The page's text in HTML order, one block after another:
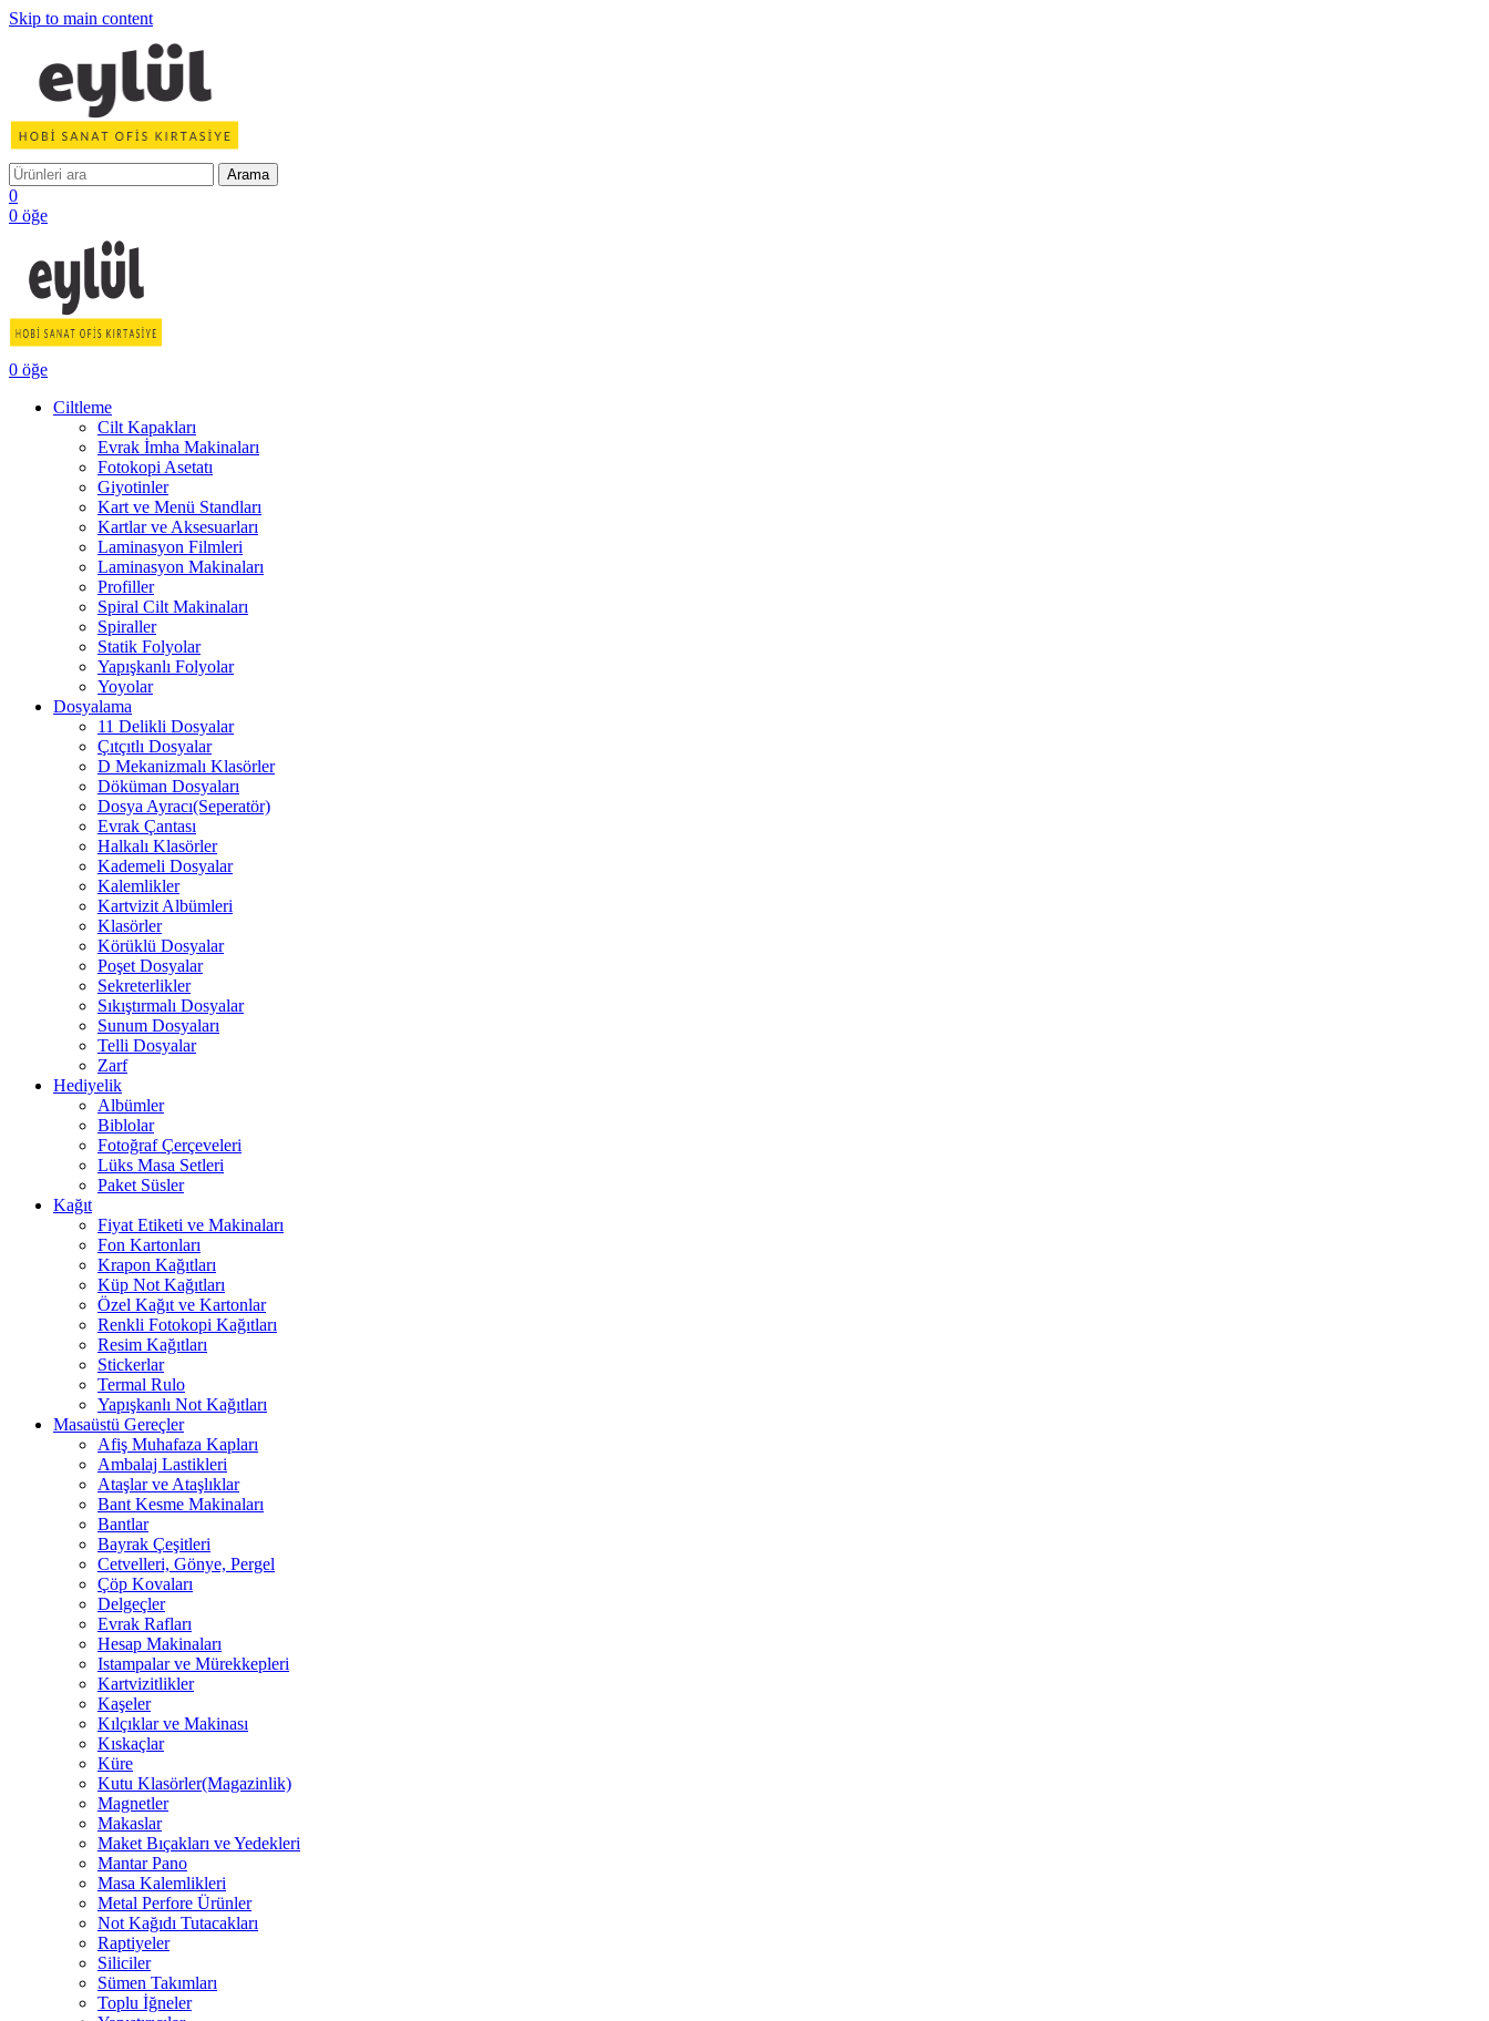
Skip to main content
Arama
0
0 öğe
0 öğe
Ciltleme
Cilt Kapakları
Evrak İmha Makinaları
Fotokopi Asetatı
Giyotinler
Kart ve Menü Standları
Kartlar ve Aksesuarları
Laminasyon Filmleri
Laminasyon Makinaları
Profiller
Spiral Cilt Makinaları
Spiraller
Statik Folyolar
Yapışkanlı Folyolar
Yoyolar
Dosyalama
11 Delikli Dosyalar
Çıtçıtlı Dosyalar
D Mekanizmalı Klasörler
Döküman Dosyaları
Dosya Ayracı(Seperatör)
Evrak Çantası
Halkalı Klasörler
Kademeli Dosyalar
Kalemlikler
Kartvizit Albümleri
Klasörler
Körüklü Dosyalar
Poşet Dosyalar
Sekreterlikler
Sıkıştırmalı Dosyalar
Sunum Dosyaları
Telli Dosyalar
Zarf
Hediyelik
Albümler
Biblolar
Fotoğraf Çerçeveleri
Lüks Masa Setleri
Paket Süsler
Kağıt
Fiyat Etiketi ve Makinaları
Fon Kartonları
Krapon Kağıtları
Küp Not Kağıtları
Özel Kağıt ve Kartonlar
Renkli Fotokopi Kağıtları
Resim Kağıtları
Stickerlar
Termal Rulo
Yapışkanlı Not Kağıtları
Masaüstü Gereçler
Afiş Muhafaza Kapları
Ambalaj Lastikleri
Ataşlar ve Ataşlıklar
Bant Kesme Makinaları
Bantlar
Bayrak Çeşitleri
Cetvelleri, Gönye, Pergel
Çöp Kovaları
Delgeçler
Evrak Rafları
Hesap Makinaları
Istampalar ve Mürekkepleri
Kartvizitlikler
Kaşeler
Kılçıklar ve Makinası
Kıskaçlar
Küre
Kutu Klasörler(Magazinlik)
Magnetler
Makaslar
Maket Bıçakları ve Yedekleri
Mantar Pano
Masa Kalemlikleri
Metal Perfore Ürünler
Not Kağıdı Tutacakları
Raptiyeler
Siliciler
Sümen Takımları
Toplu İğneler